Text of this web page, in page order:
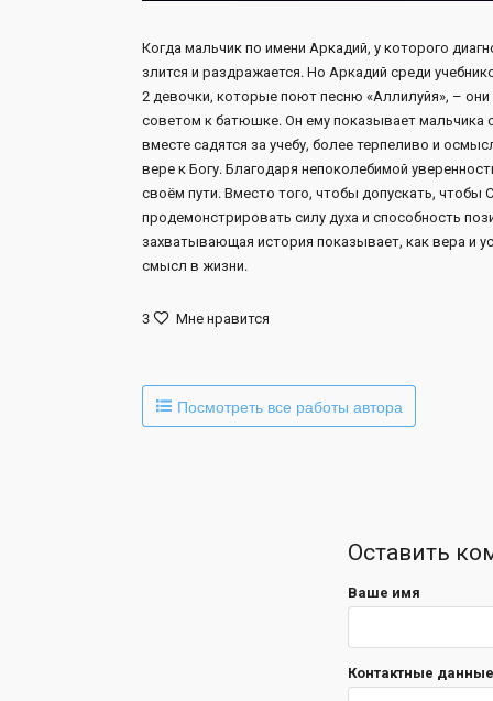
Когда мальчик по имени Аркадий, у которого
злится и раздражается. Но Аркадий среди
2 девочки, которые поют песню «Аллилуйя», –
советом к батюшке. Он ему показывает мальчика
вместе садятся за учебу, более терпеливо и
вере к Богу. Благодаря непоколебимой
своём пути. Вместо того, чтобы допускать, чтобы
продемонстрировать силу духа и способность
захватывающая история показывает, как вера и
смысл в жизни.
3 Мне нравится
Посмотреть все работы автора
Оставить
Ваше имя
Контактные